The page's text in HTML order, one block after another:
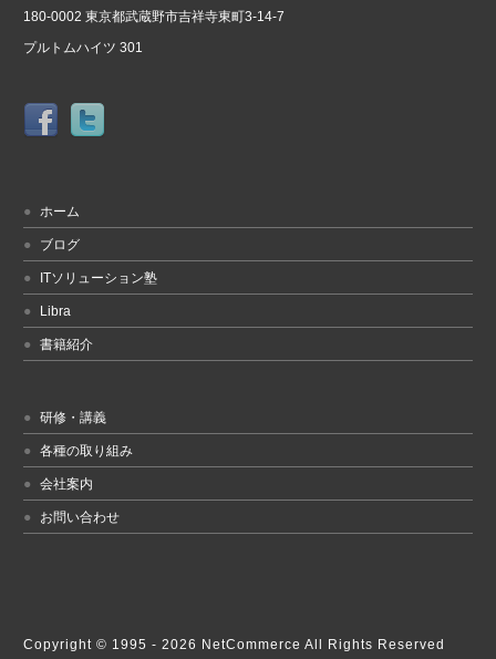
180-0002 東京都武蔵野市吉祥寺東町3-14-7
プルトムハイツ 301
ホーム
ブログ
ITソリューション塾
Libra
書籍紹介
研修・講義
各種の取り組み
会社案内
お問い合わせ
Copyright © 1995 -2026 NetCommerce All Rights Reserved